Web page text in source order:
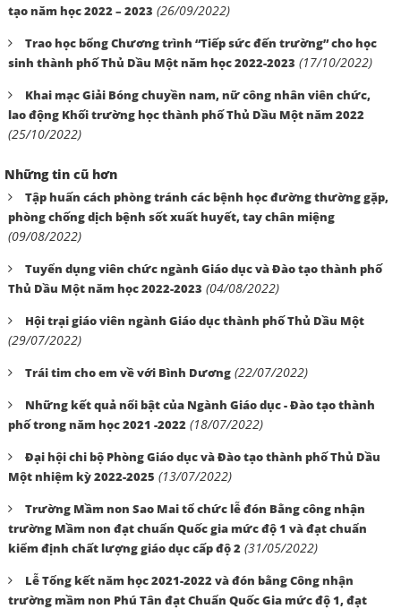
tạo năm học 2022 – 2023 (26/09/2022)
Trao học bổng Chương trình “Tiếp sức đến trường” cho học
sinh thành phố Thủ Dầu Một năm học 2022-2023 (17/10/2022)
Khai mạc Giải Bóng chuyền nam, nữ công nhân viên chức,
lao động Khối trường học thành phố Thủ Dầu Một năm 2022
(25/10/2022)
Những tin cũ hơn
Tập huấn cách phòng tránh các bệnh học đường thường gặp,
phòng chống dịch bệnh sốt xuất huyết, tay chân miệng
(09/08/2022)
Tuyển dụng viên chức ngành Giáo dục và Đào tạo thành phố
Thủ Dầu Một năm học 2022-2023 (04/08/2022)
Hội trại giáo viên ngành Giáo dục thành phố Thủ Dầu Một
(29/07/2022)
Trái tim cho em về với Bình Dương (22/07/2022)
Những kết quả nổi bật của Ngành Giáo dục - Đào tạo thành
phố trong năm học 2021 -2022 (18/07/2022)
Đại hội chi bộ Phòng Giáo dục và Đào tạo thành phố Thủ Dầu
Một nhiệm kỳ 2022-2025 (13/07/2022)
Trường Mầm non Sao Mai tổ chức lễ đón Bằng công nhận
trường Mầm non đạt chuẩn Quốc gia mức độ 1 và đạt chuẩn
kiểm định chất lượng giáo dục cấp độ 2 (31/05/2022)
Lễ Tổng kết năm học 2021-2022 và đón bằng Công nhận
trường mầm non Phú Tân đạt Chuẩn Quốc Gia mức độ 1, đạt